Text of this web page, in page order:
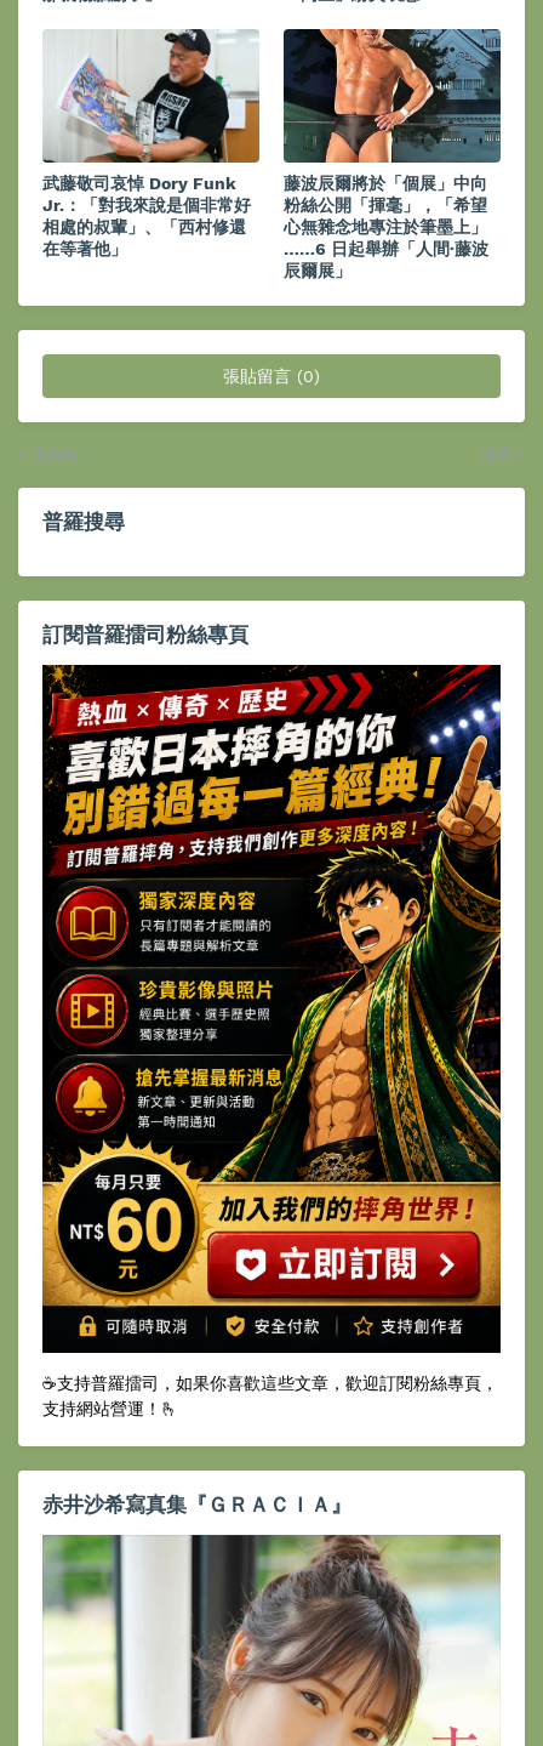
武藤敬司哀悼 Dory Funk
Jr.：「對我來說是個非常好
相處的叔輩」、「西村修還
在等著他」
藤波辰爾將於「個展」中向
粉絲公開「揮毫」，「希望
心無雜念地專注於筆墨上」
……6 日起舉辦「人間·藤波
辰爾展」
張貼留言 (0)
較新的 較舊
普羅搜尋
訂閱普羅擂司粉絲專頁
☕️支持普羅擂司，如果你喜歡這些文章，歡迎訂閱粉絲專頁，
支持網站營運！🫰
赤井沙希寫真集『ＧＲＡＣＩＡ』